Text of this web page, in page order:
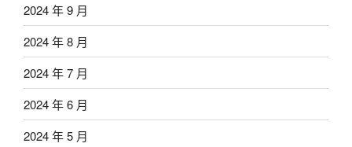
2024 年 9 月
2024 年 8 月
2024 年 7 月
2024 年 6 月
2024 年 5 月